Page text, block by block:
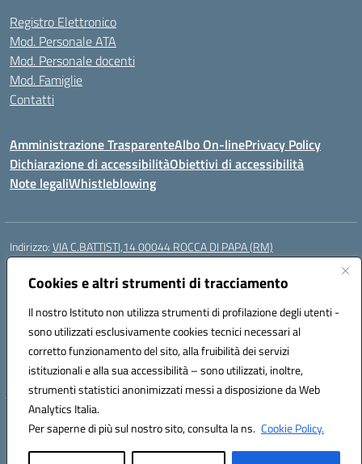
Cookies e altri strumenti di tracciamento
Il nostro Istituto non utilizza strumenti di profilazione degli utenti -
sono utilizzati esclusivamente cookies tecnici necessari al
corretto funzionamento del sito, alla fruibilità dei servizi
istituzionali e alla sua accessibilità – sono utilizzati, inoltre,
strumenti statistici anonimizzati messi a disposizione da Web
Analytics Italia.
Per saperne di più sul nostro sito, consulta la ns. Cookie Policy.
Registro Elettronico
Mod. Personale ATA
Mod. Personale docenti
Mod. Famiglie
Contatti
Amministrazione TrasparenteAlbo On-linePrivacy Policy
Dichiarazione di accessibilitàObiettivi di accessibilità
Note legaliWhistleblowing
Indirizzo:VIA C.BATTISTI,14 00044 ROCCA DI PAPA (RM)
Centralino:
Posta elettronica certificata (PEC):rmic8aq00n@pec.istruzione.it
Codice fiscale: 84002620585
Codice meccanografico:RMIC8AQ00N
Codice Indice delle Pubbliche Amministrazioni (IPA): istsc_rmic8aq00n
Codice unico di fatturazione (CUF): 7JVJUU
Hosting & Powered by 3D Solution S.r.l.
Concept & Design by Designers Italia